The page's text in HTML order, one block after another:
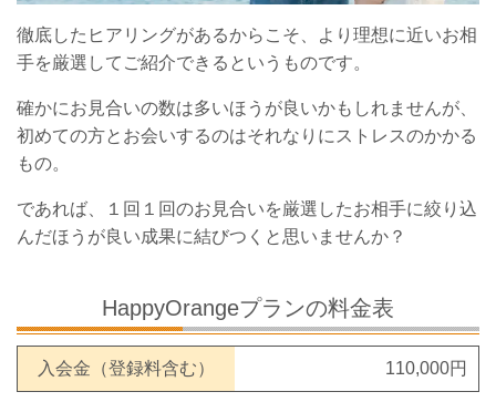
徹底したヒアリングがあるからこそ、より理想に近いお相
手を厳選してご紹介できるというものです。
確かにお見合いの数は多いほうが良いかもしれませんが、
初めての方とお会いするのはそれなりにストレスのかかる
もの。
であれば、１回１回のお見合いを厳選したお相手に絞り込
んだほうが良い成果に結びつくと思いませんか？
HappyOrangeプランの料金表
入会金（登録料含む） 110,000円